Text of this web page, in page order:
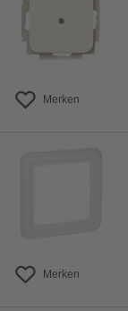
Merken
Merken